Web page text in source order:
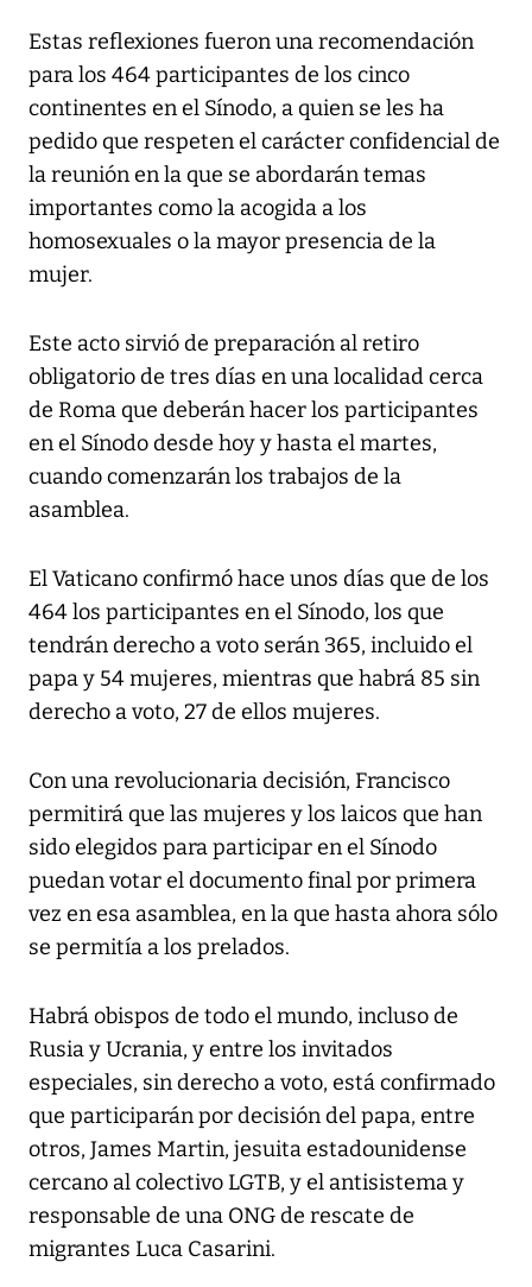
Estas reflexiones fueron una recomendación
para los 464 participantes de los cinco
continentes en el Sínodo, a quien se les ha
pedido que respeten el carácter confidencial de
la reunión en la que se abordarán temas
importantes como la acogida a los
homosexuales o la mayor presencia de la
mujer.
Este acto sirvió de preparación al retiro
obligatorio de tres días en una localidad cerca
de Roma que deberán hacer los participantes
en el Sínodo desde hoy y hasta el martes,
cuando comenzarán los trabajos de la
asamblea.
El Vaticano confirmó hace unos días que de los
464 los participantes en el Sínodo, los que
tendrán derecho a voto serán 365, incluido el
papa y 54 mujeres, mientras que habrá 85 sin
derecho a voto, 27 de ellos mujeres.
Con una revolucionaria decisión, Francisco
permitirá que las mujeres y los laicos que han
sido elegidos para participar en el Sínodo
puedan votar el documento final por primera
vez en esa asamblea, en la que hasta ahora sólo
se permitía a los prelados.
Habrá obispos de todo el mundo, incluso de
Rusia y Ucrania, y entre los invitados
especiales, sin derecho a voto, está confirmado
que participarán por decisión del papa, entre
otros, James Martin, jesuita estadounidense
cercano al colectivo LGTB, y el antisistema y
responsable de una ONG de rescate de
migrantes Luca Casarini.